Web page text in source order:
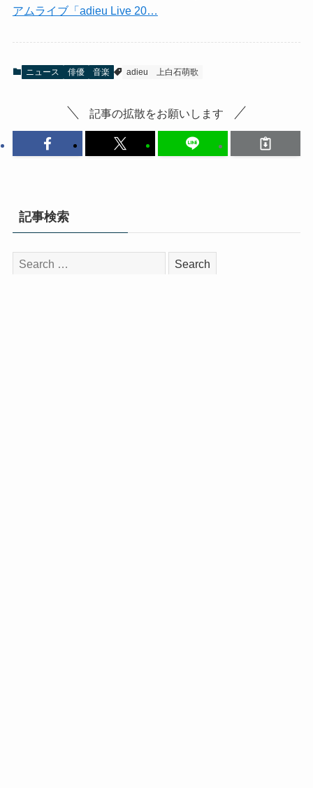
アムライブ「adieu Live 20…
ニュース 俳優 音楽 adieu 上白石萌歌
記事の拡散をお願いします
記事検索
検
索: